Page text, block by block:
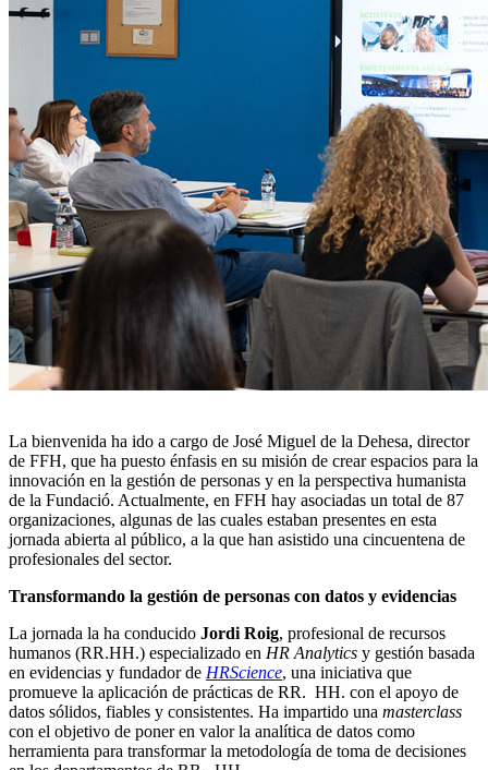
La bienvenida ha ido a cargo de José Miguel de la Dehesa, director
de FFH, que ha puesto énfasis en su misión de crear espacios para la
innovación en la gestión de personas y en la perspectiva humanista
de la Fundació. Actualmente, en FFH hay asociadas un total de 87
organizaciones, algunas de las cuales estaban presentes en esta
jornada abierta al público, a la que han asistido una cincuentena de
profesionales del sector.
Transformando la gestión de personas con datos y evidencias
La jornada la ha conducido Jordi Roig, profesional de recursos
humanos (RR.HH.) especializado en HR Analytics y gestión basada
en evidencias y fundador de HRScience, una iniciativa que
promueve la aplicación de prácticas de RR. HH. con el apoyo de
datos sólidos, fiables y consistentes. Ha impartido una masterclass
con el objetivo de poner en valor la analítica de datos como
herramienta para transformar la metodología de toma de decisiones